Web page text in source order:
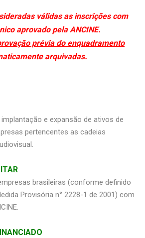
válidas as inscrições com
aprovado pela ANCINE.
prévia do enquadramento
arquivadas.
e expansão de ativos de
pertencentes as cadeias
brasileiras (conforme definido
Provisória n° 2228-1 de 2001) com